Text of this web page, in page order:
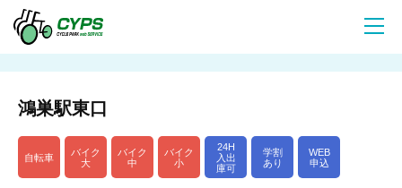
鴻巣駅東口
自転車
バイク
大
バイク
中
バイク
小
24H
入出
庫可
学割
あり
WEB
申込